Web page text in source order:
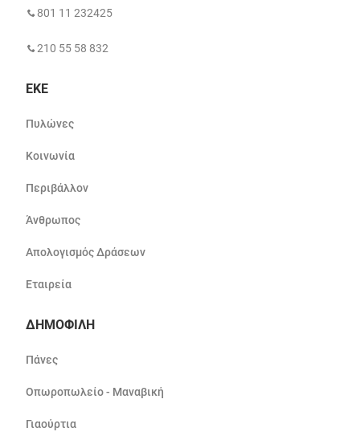
801 11 232425
210 55 58 832
ΕΚΕ
Πυλώνες
Κοινωνία
Περιβάλλον
Άνθρωπος
Απολογισμός Δράσεων
Εταιρεία
ΔΗΜΟΦΙΛΗ
Πάνες
Οπωροπωλείο - Μαναβική
Γιαούρτια